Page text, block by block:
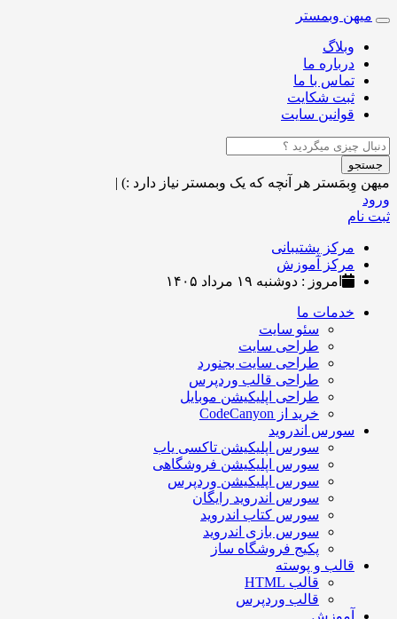
Toggle
navigation
میهن وبمستر
وبلاگ
درباره ما
تماس با ما
ثبت شکایت
قوانین سایت
جستجو
میهن وِبمَستر هر آنچه که یک وبمستر نیاز دارد :) |
ورود
ثبت نام
مرکز پشتیبانی
مرکز آموزش
امروز : دوشنبه ۱۹ مرداد ۱۴۰۵
خدمات ما
سئو سایت
طراحی سایت
طراحی سایت بجنورد
طراحی قالب وردپرس
طراحی اپلیکیشن موبایل
خرید از CodeCanyon
سورس اندروید
سورس اپلیکیشن تاکسی یاب
سورس اپلیکیشن فروشگاهی
سورس اپلیکیشن وردپرس
سورس اندروید رایگان
سورس کتاب اندروید
سورس بازی اندروید
پکیج فروشگاه ساز
قالب و پوسته
قالب HTML
قالب وردپرس
آموزش